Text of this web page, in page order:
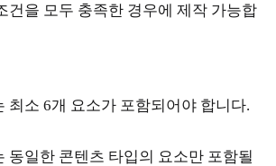
건을 모두 충족한 경우에 제작 가능합
최소 6개 요소가 포함되어야 합니다.
동일한 콘텐츠 타입의 요소만 포함될